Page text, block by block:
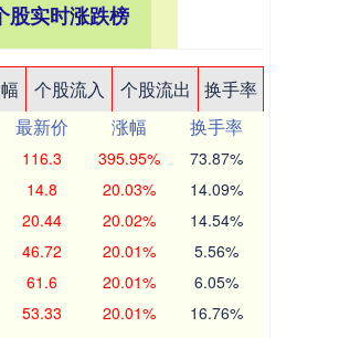
股实时涨跌榜
个股流入 个股流出
换手率
最新价 涨幅
换手率
116.3 395.95% 73.87%
14.8 20.03% 14.09%
20.44 20.02% 14.54%
46.72 20.01% 5.56%
61.6 20.01% 6.05%
53.33 20.01% 16.76%